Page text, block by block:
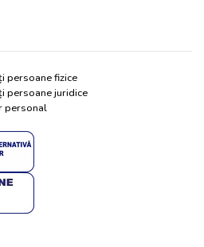
persoane fizice
persoane juridice
personal